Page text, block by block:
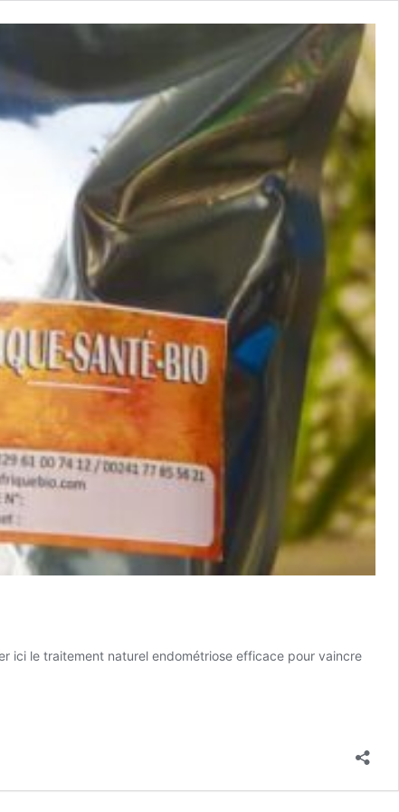
ici le traitement naturel endométriose efficace pour vaincre